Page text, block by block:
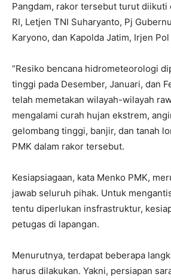
Pangdam, rakor tersebut turut diikuti
RI, Letjen TNI Suharyanto, Pj
Karyono, dan Kapolda Jatim, Irjen
“Resiko bencana hidrometeorologi
tinggi pada Desember, Januari, dan
telah memetakan wilayah-wilayah
mengalami curah hujan ekstrem,
gelombang tinggi, banjir, dan tanah
PMK dalam rakor tersebut.
Kesiapsiagaan, kata Menko PMK,
jawab seluruh pihak. Untuk
tentu diperlukan insfrastruktur,
petugas di lapangan.
Menurutnya, terdapat beberapa
harus dilakukan. Yakni, persiapan